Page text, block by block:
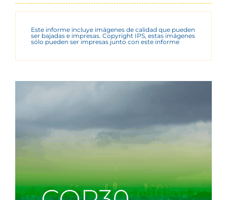
Este informe incluye imágenes de calidad que pueden
ser bajadas e impresas. Copyright IPS, estas imágenes
sólo pueden ser impresas junto con este informe